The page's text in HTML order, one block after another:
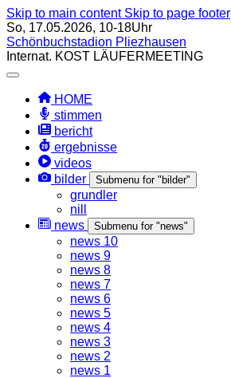
Skip to main content Skip to page footer
So, 17.05.2026, 10-18Uhr
Schönbuchstadion Pliezhausen
Internat. KOST LÄUFERMEETING
HOME
stimmen
bericht
ergebnisse
videos
bilder
Submenu for "bilder"
grundler
nill
news
Submenu for "news"
news 10
news 9
news 8
news 7
news 6
news 5
news 4
news 3
news 2
news 1